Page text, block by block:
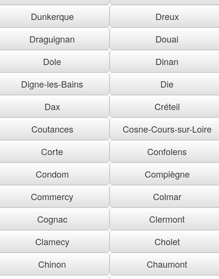
Dunkerque
Dreux
Draguignan
Douai
Dole
Dinan
Digne-les-Bains
Die
Dax
Créteil
Coutances
Cosne-Cours-sur-Loire
Corte
Confolens
Condom
Compiègne
Commercy
Colmar
Cognac
Clermont
Clamecy
Cholet
Chinon
Chaumont